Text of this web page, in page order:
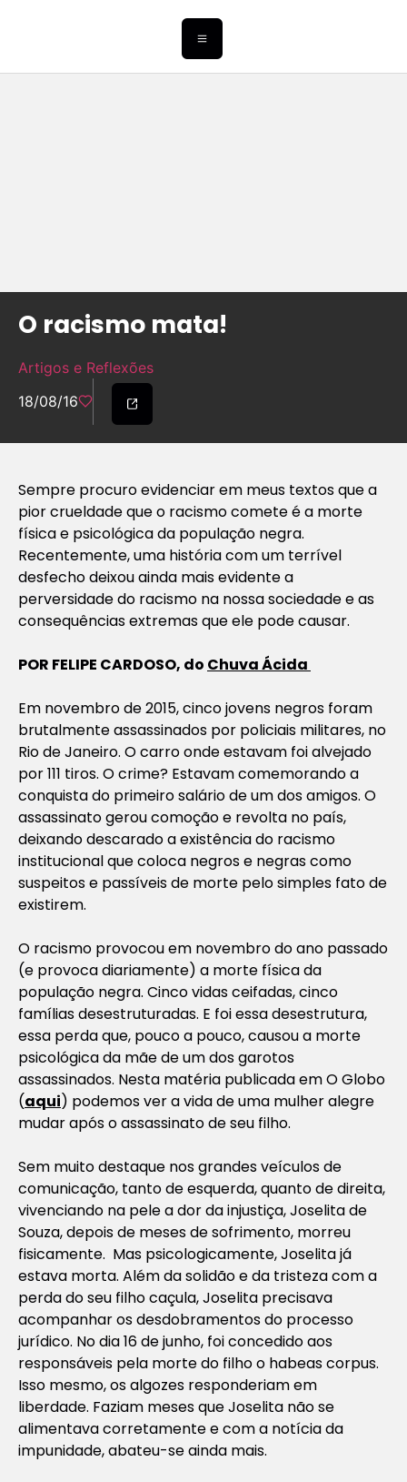
O racismo mata!
Artigos e Reflexões
18/08/16
Sempre procuro evidenciar em meus textos que a
pior crueldade que o racismo comete é a morte
física e psicológica da população negra.
Recentemente, uma história com um terrível
desfecho deixou ainda mais evidente a
perversidade do racismo na nossa sociedade e as
consequências extremas que ele pode causar.
POR FELIPE CARDOSO, do Chuva Ácida
Em novembro de 2015, cinco jovens negros foram
brutalmente assassinados por policiais militares, no
Rio de Janeiro. O carro onde estavam foi alvejado
por 111 tiros. O crime? Estavam comemorando a
conquista do primeiro salário de um dos amigos. O
assassinato gerou comoção e revolta no país,
deixando descarado a existência do racismo
institucional que coloca negros e negras como
suspeitos e passíveis de morte pelo simples fato de
existirem.
O racismo provocou em novembro do ano passado
(e provoca diariamente) a morte física da
população negra. Cinco vidas ceifadas, cinco
famílias desestruturadas. E foi essa desestrutura,
essa perda que, pouco a pouco, causou a morte
psicológica da mãe de um dos garotos
assassinados. Nesta matéria publicada em O Globo
(aqui) podemos ver a vida de uma mulher alegre
mudar após o assassinato de seu filho.
Sem muito destaque nos grandes veículos de
comunicação, tanto de esquerda, quanto de direita,
vivenciando na pele a dor da injustiça, Joselita de
Souza, depois de meses de sofrimento, morreu
fisicamente. Mas psicologicamente, Joselita já
estava morta. Além da solidão e da tristeza com a
perda do seu filho caçula, Joselita precisava
acompanhar os desdobramentos do processo
jurídico. No dia 16 de junho, foi concedido aos
responsáveis pela morte do filho o habeas corpus.
Isso mesmo, os algozes responderiam em
liberdade. Faziam meses que Joselita não se
alimentava corretamente e com a notícia da
impunidade, abateu-se ainda mais.